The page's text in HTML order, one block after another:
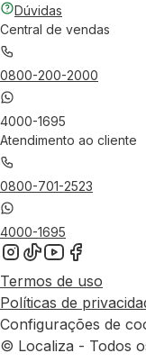
Dúvidas
Central de vendas
0800-200-2000
4000-1695
Atendimento ao cliente
0800-701-2523
4000-1695
Termos de uso
Políticas de
Configurações de
© Localiza - Todos